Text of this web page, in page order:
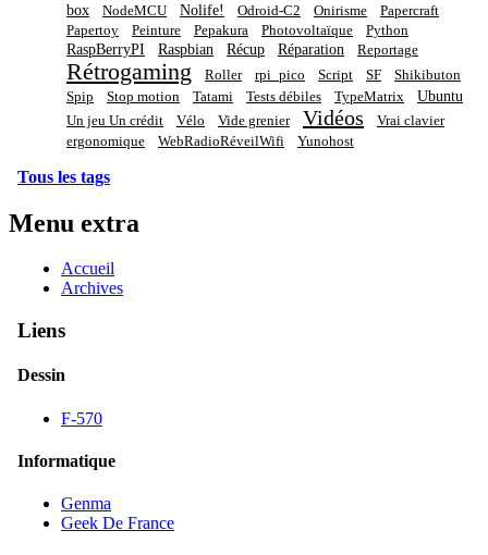
box
NodeMCU Nolife! Odroid-C2 Onirisme
Papercraft
Papertoy
Peinture Pepakura Photovoltaïque Python
RaspBerryPI Raspbian Récup Réparation Reportage
Rétrogaming Roller rpi_pico Script SF
Shikibuton
Spip
Stop motion Tatami Tests débiles TypeMatrix Ubuntu
Un jeu Un crédit Vélo Vide grenier Vidéos
Vrai clavier
ergonomique
WebRadioRéveilWifi Yunohost
Tous les tags
Menu extra
Accueil
Archives
Liens
Dessin
F-570
Informatique
Genma
Geek De France